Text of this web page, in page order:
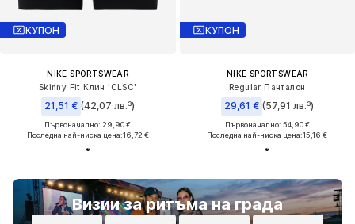
КУПОН
NIKE SPORTSWEAR
Skinny Fit Клин 'CLSC'
21,51 € (42,07 лв.³)
Първоначално: 29,90 €
Последна най-ниска цена:16,72 €
Визии за ритъма на града
КУПОН
NIKE SPORTSWEAR
Regular Панталон
29,61 € (57,91 лв.³)
Първоначално: 54,90 €
Последна най-ниска цена:15,16 €